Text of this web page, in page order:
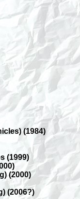
(1984)
(1999)
(2000)
(2006?)